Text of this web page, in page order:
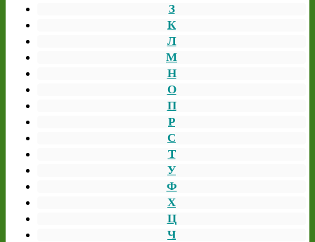
З
К
Л
М
Н
О
П
Р
С
Т
У
Ф
Х
Ц
Ч